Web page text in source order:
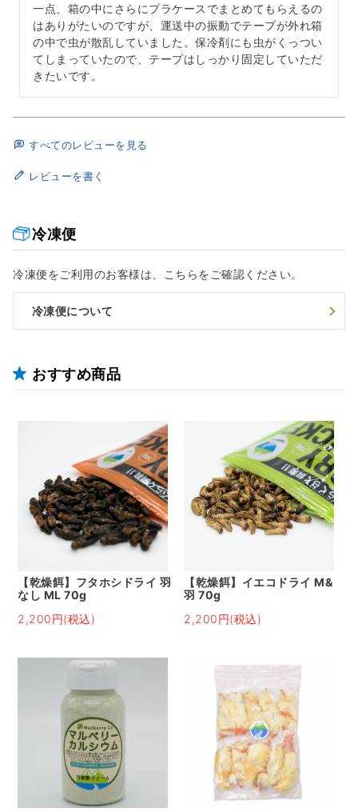
冷凍便
冷凍便をご利用のお客様は、こちらをご確認ください。
冷凍便について
おすすめ商品
【乾燥餌】フタホシドライ 羽
なし ML 70g
2,200円(税込)
【乾燥餌】イエコドライ M&
羽 70g
2,200円(税込)
一点、箱の中にさらにプラケースでまとめてもらえるの
はありがたいのですが、運送中の振動でテープが外れ箱
の中で虫が散乱していました。保冷剤にも虫がくっつい
てしまっていたので、テープはしっかり固定していただ
きたいです。
すべてのレビューを見る
レビューを書く